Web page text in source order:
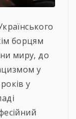
борцям
миру, до
у
у